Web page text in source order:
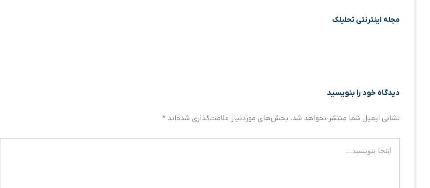
مجله اینترنتی تحلیلک
دیدگاه‌ خود را بنویسید
نشانی ایمیل شما منتشر نخواهد شد. بخش‌های موردنیاز علامت‌گذاری شده‌اند *
بنویسید…